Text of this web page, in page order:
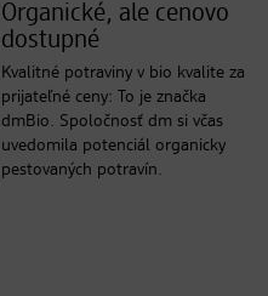
Organické, ale cenovo
dostupné
Kvalitné potraviny v bio kvalite za
prijateľné ceny: To je značka
dmBio. Spoločnosť dm si včas
uvedomila potenciál organicky
pestovaných potravín.